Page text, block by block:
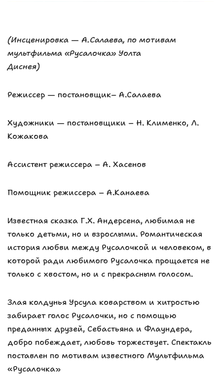
(Инсценировка — А.Салаева, по мотивам
мультфильма «Русалочка» Уолта
Диснея)
Режиссер — постановщик– А.Салаева
Художники — постановщики – Н. Клименко, Л.
Кожакова
Ассистент режиссера – А. Хасенов
Помощник режиссера – А.Канаева
Известная сказка Г.Х. Андерсена, любимая не
только детьми, но и взрослыми. Романтическая
история любви между Русалочкой и человеком, в
которой ради любимого Русалочка прощается не
только с хвостом, но и с прекрасным голосом.
Злая колдунья Урсула коварством и хитростью
забирает голос Русалочки, но с помощью
преданных друзей, Себастьяна и Флаундера,
добро побеждает, любовь торжествует. Спектакль
поставлен по мотивам известного Мультфильма
«Русалочка»